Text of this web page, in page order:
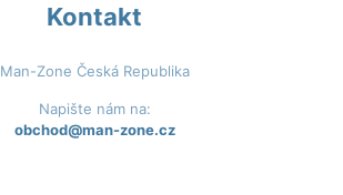
Kontakt
Man-Zone Česká Republika
Napište nám na:
obchod@man-zone.cz